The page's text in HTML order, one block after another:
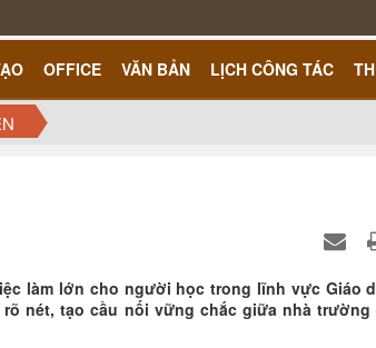
OFFICE VĂN BẢN LỊCH CÔNG TÁC
làm lớn cho người học trong lĩnh vực Giáo
nét, tạo cầu nối vững chắc giữa nhà trường